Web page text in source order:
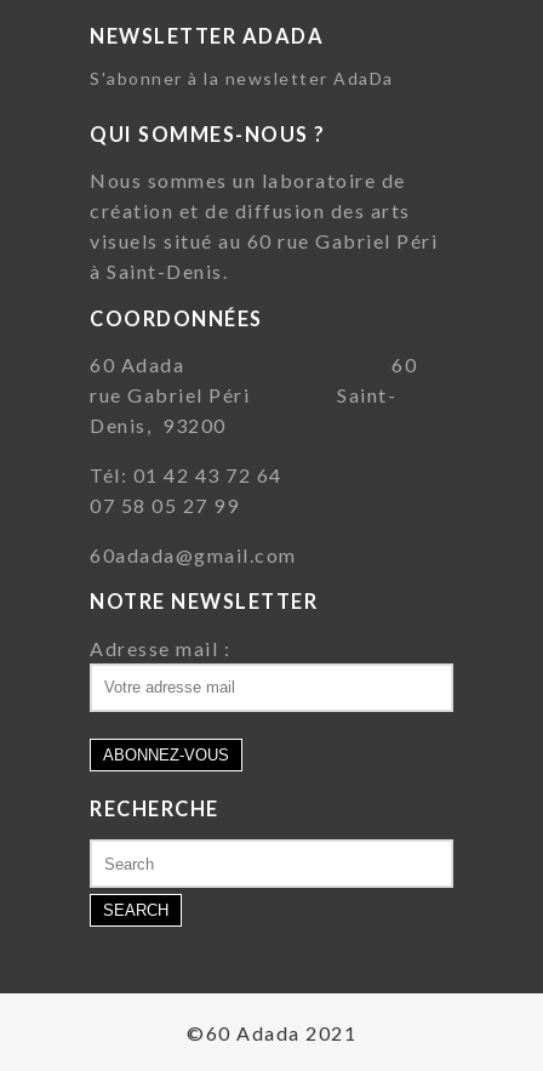
NEWSLETTER ADADA
S'abonner à la newsletter AdaDa
QUI SOMMES-NOUS ?
Nous sommes un laboratoire de
création et de diffusion des arts
visuels situé au 60 rue Gabriel Péri
à Saint-Denis.
COORDONNÉES
60 Adada 60
rue Gabriel Péri Saint-
Denis, 93200
Tél: 01 42 43 72 64
07 58 05 27 99
60adada@gmail.com
NOTRE NEWSLETTER
Adresse mail :
RECHERCHE
for:
©60 Adada 2021